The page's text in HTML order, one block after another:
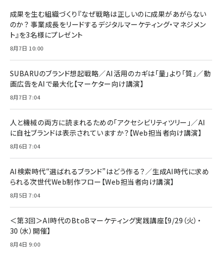
成果を生む組織づくり『なぜ戦略は正しいのに成果があがらない
のか？ 事業成長をリードするデジタルマーケティング・マネジメン
ト』を3名様にプレゼント
8月7日 10:00
SUBARUのブランド想起戦略／AI活用のカギは「量」より「質」／動
画広告をAIで最大化【マーケター向け講演】
8月7日 7:04
人と機械の両方に読まれるための「アクセシビリティツリー」／AI
に自社ブランドは表示されていますか？【Web担当者向け講演】
8月6日 7:04
AI検索時代“選ばれるブランド”はどう作る？／生成AI時代に求め
られる次世代Web制作フロー【Web担当者向け講演】
8月5日 7:04
＜第3回＞AI時代のBtoBマーケティング実践講座【9/29（火）・
30（水）開催】
8月4日 9:00